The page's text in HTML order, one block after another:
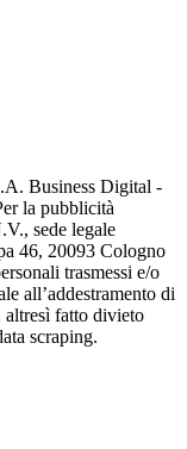
Business Digital -
la pubblicità
sede legale
46, 20093 Cologno
trasmessi e/o
all’addestramento di
altresì fatto divieto
scraping.